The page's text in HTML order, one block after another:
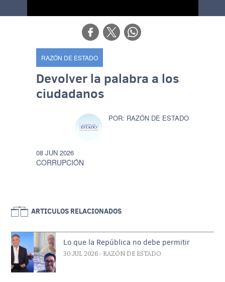
RAZÓN DE ESTADO
Devolver la palabra a los
ciudadanos
CORRUPCIÓN
RAZÓN DE ESTADO
08 JUN 2026
ARTICULOS RELACIONADOS
Lo que la República no debe permitir
30 JUL 2026 - RAZÓN DE ESTADO